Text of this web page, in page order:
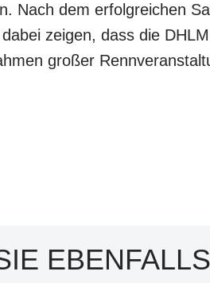
Nach dem erfolgreichen
zeigen, dass die
großer